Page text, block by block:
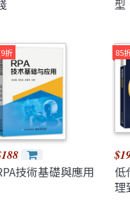
型
折
技術基礎與應用
85
低
理